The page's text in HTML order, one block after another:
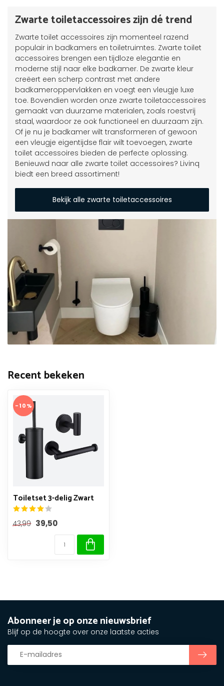
Zwarte toiletaccessoires zijn dé trend
Zwarte toilet accessoires zijn momenteel razend
populair in badkamers en toiletruimtes. Zwarte toilet
accessoires brengen een tijdloze elegantie en
moderne stijl naar elke badkamer. De zwarte kleur
creëert een scherp contrast met andere
badkameroppervlakken en voegt een vleugje luxe
toe. Bovendien worden onze zwarte toiletaccessoires
gemaakt van duurzame materialen, zoals roestvrij
staal, waardoor ze ook functioneel en duurzaam zijn.
Of je nu je badkamer wilt transformeren of gewoon
een vleugje eigentijdse flair wilt toevoegen, zwarte
toilet accessoires bieden de perfecte oplossing.
Benieuwd naar alle zwarte toilet accessoires? Livinq
biedt een breed assortiment!
Bekijk alle zwarte toiletaccessoires
Recent bekeken
-10%
Toiletset 3-delig Zwart
43,99 39,50
Abonneer je op onze nieuwsbrief
Blijf op de hoogte over onze laatste acties